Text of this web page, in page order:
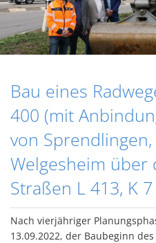
Bau eines
400 (mit
von
Welgesheim über
Straßen L 413, K
Nach vierjähriger
13.09.2022, der Baubeginn